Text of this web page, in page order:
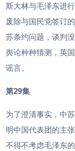
斯大林与毛泽东进
废除与国民党签订
苏条约问题，谈判
舆论种种猜测，英
谣言。
第29集
为了澄清事实，中
明中国代表团的主
不得不考虑毛泽东